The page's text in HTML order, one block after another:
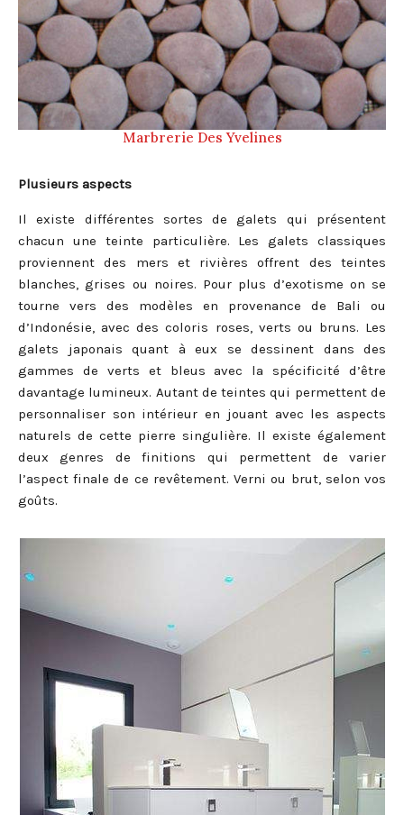
Marbrerie Des Yvelines
Plusieurs aspects
Il existe différentes sortes de galets qui présentent
chacun une teinte particulière. Les galets classiques
proviennent des mers et rivières offrent des teintes
blanches, grises ou noires. Pour plus d’exotisme on se
tourne vers des modèles en provenance de Bali ou
d’Indonésie, avec des coloris roses, verts ou bruns. Les
galets japonais quant à eux se dessinent dans des
gammes de verts et bleus avec la spécificité d’être
davantage lumineux. Autant de teintes qui permettent de
personnaliser son intérieur en jouant avec les aspects
naturels de cette pierre singulière. Il existe également
deux genres de finitions qui permettent de varier
l’aspect finale de ce revêtement. Verni ou brut, selon vos
goûts.